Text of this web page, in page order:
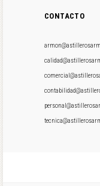
CONTACTO